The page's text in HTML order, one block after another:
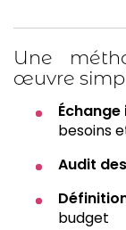
Une
œuvre
besoins
Audit
budget